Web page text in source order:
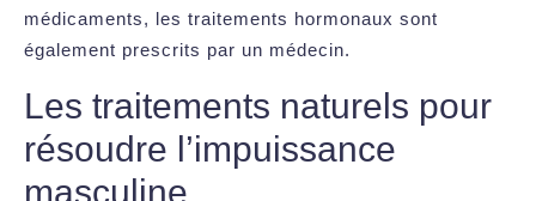
médicaments, les traitements hormonaux sont
également prescrits par un médecin.
Les traitements naturels pour
résoudre l’impuissance
masculine